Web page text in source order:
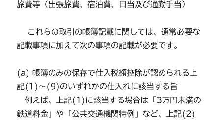
旅費等（出張旅費、宿泊費、日当及び通勤手当）
これらの取引の帳簿記載に関しては、通常必要な
記載事項に加えて次の事項の記載が必要です。
(a) 帳簿のみの保存で仕入税額控除が認められる上
記(1)～(9)のいずれかの仕入れに該当する旨
例えば、上記(1)に該当する場合は「3万円未満の
鉄道料金」や「公共交通機関特例」など、上記(2)